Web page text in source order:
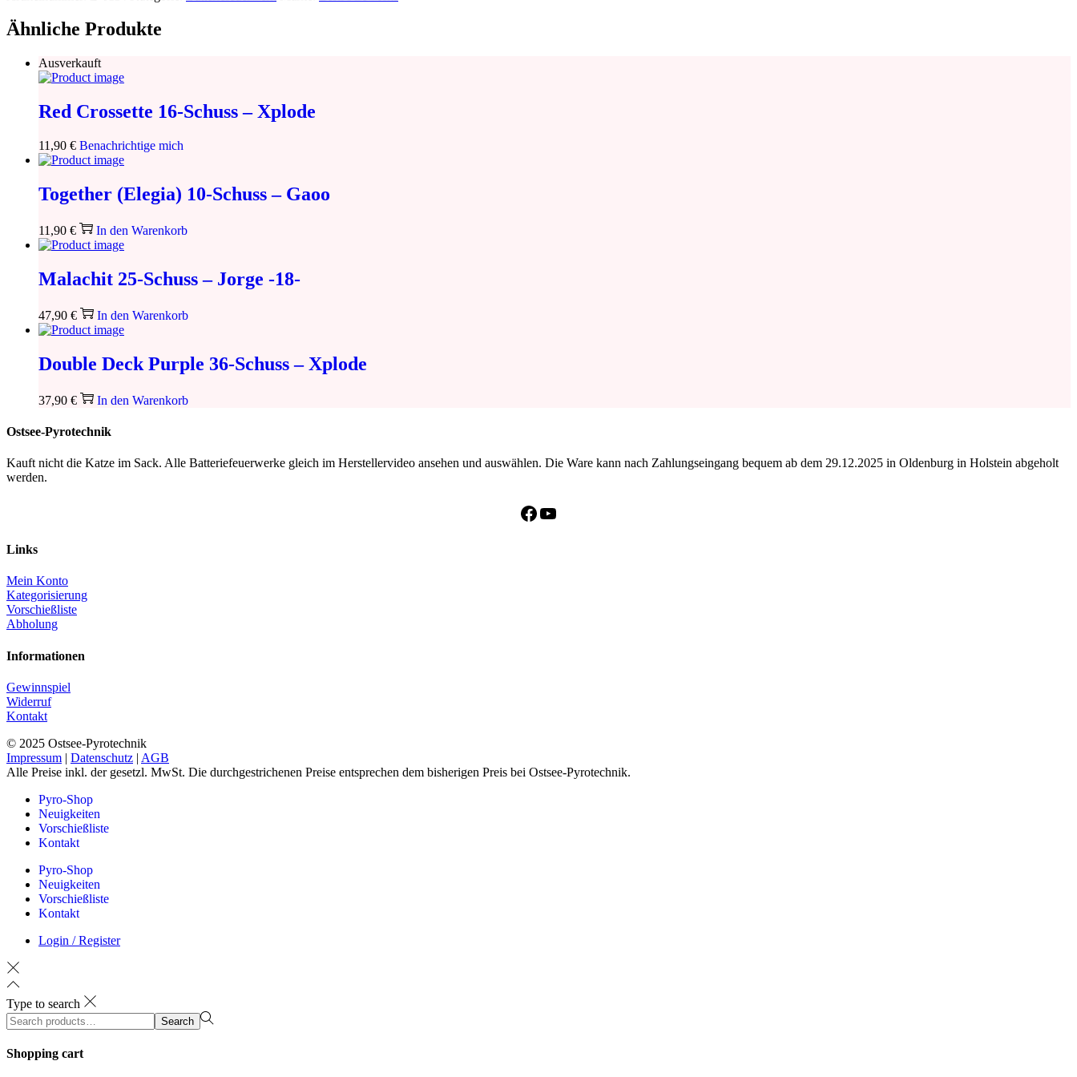
Ähnliche Produkte
Ausverkauft
Red Crossette 16-Schuss – Xplode
11,90 € Benachrichtige mich
Together (Elegia) 10-Schuss – Gaoo
11,90 € In den Warenkorb
Malachit 25-Schuss – Jorge -18-
47,90 € In den Warenkorb
Double Deck Purple 36-Schuss – Xplode
37,90 € In den Warenkorb
Ostsee-Pyrotechnik
Kauft nicht die Katze im Sack. Alle Batteriefeuerwerke gleich im Herstellervideo ansehen und auswählen. Die Ware kann nach Zahlungseingang bequem ab dem 29.12.2025 in Oldenburg in Holstein abgeholt
werden.
Facebook
YouTube
Links
Mein Konto
Kategorisierung
Vorschießliste
Abholung
Informationen
Gewinnspiel
Widerruf
Kontakt
© 2025 Ostsee-Pyrotechnik
Impressum | Datenschutz | AGB
Alle Preise inkl. der gesetzl. MwSt. Die durchgestrichenen Preise entsprechen dem bisherigen Preis bei Ostsee-Pyrotechnik.
Pyro-Shop
Neuigkeiten
Vorschießliste
Kontakt
Pyro-Shop
Neuigkeiten
Vorschießliste
Kontakt
Login / Register
Type to search
Search
for:>
Search
Shopping cart